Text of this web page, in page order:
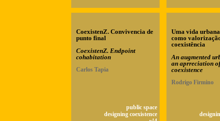
CoexistenZ. Convivencia de
punto final
CoexistenZ. Endpoint
cohabitation
Carlos Tapia
public space
designing coexistence
Uma vida
como
coexistência
An augmented
an aprreciation of
coexistence
Rodrigo Firmino